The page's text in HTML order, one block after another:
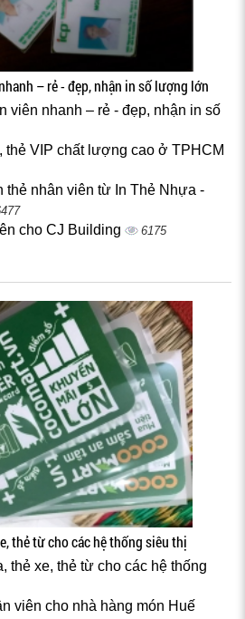
– rẻ - đẹp, nhận in số lượng lớn
viên nhanh – rẻ - đẹp, nhận in số
thẻ VIP chất lượng cao ở TPHCM
thẻ nhân viên từ In Thẻ Nhựa -
cho CJ Building 6175
thẻ từ cho các hệ thống siêu thị
thẻ xe, thẻ từ cho các hệ thống
viên cho nhà hàng món Huế